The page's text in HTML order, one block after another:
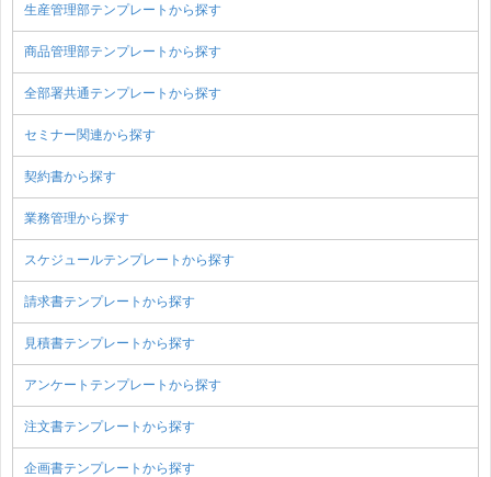
生産管理部テンプレートから探す
商品管理部テンプレートから探す
全部署共通テンプレートから探す
セミナー関連から探す
契約書から探す
業務管理から探す
スケジュールテンプレートから探す
請求書テンプレートから探す
見積書テンプレートから探す
アンケートテンプレートから探す
注文書テンプレートから探す
企画書テンプレートから探す